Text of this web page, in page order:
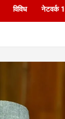
विविध नेटवर्क